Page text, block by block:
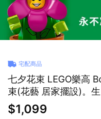
宅配商品
七夕花束 LEGO樂高
束(花藝 居家擺設)。
居家擺飾
$1,099